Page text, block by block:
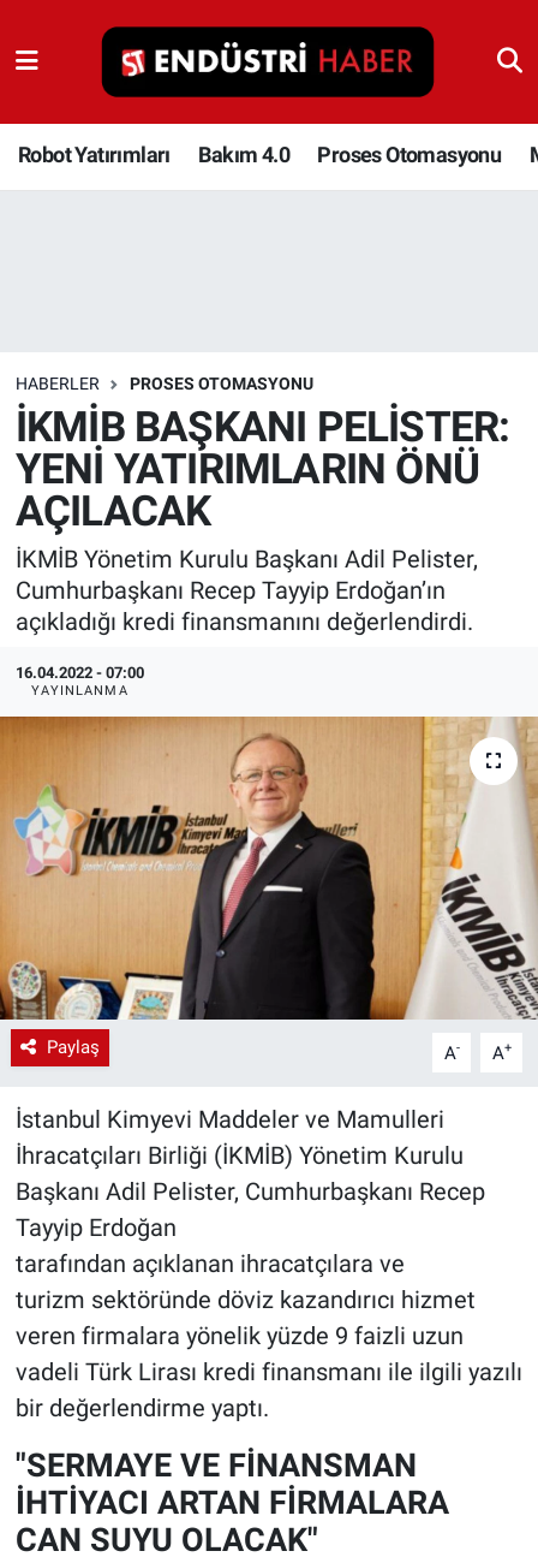
Robot Yatırımları Bakım 4.0 Proses Otomasyonu
HABERLER PROSES OTOMASYONU
İKMİB BAŞKANI PELİSTER:
YENİ YATIRIMLARIN ÖNÜ
AÇILACAK
İKMİB Yönetim Kurulu Başkanı Adil Pelister,
Cumhurbaşkanı Recep Tayyip Erdoğan’ın
açıkladığı kredi finansmanını değerlendirdi.
16.04.2022 - 07:00
YAYINLANMA
Paylaş A- A+
İstanbul Kimyevi Maddeler ve Mamulleri
İhracatçıları Birliği (İKMİB) Yönetim Kurulu
Başkanı Adil Pelister, Cumhurbaşkanı Recep
Tayyip Erdoğan
tarafından açıklanan ihracatçılara ve
turizm sektöründe döviz kazandırıcı hizmet
veren firmalara yönelik yüzde 9 faizli uzun
vadeli Türk Lirası kredi finansmanı ile ilgili yazılı
bir değerlendirme yaptı.
"SERMAYE VE FİNANSMAN
İHTİYACI ARTAN FİRMALARA
CAN SUYU OLACAK"
Robot Yatırımları
Bakım 4.0
Depolama Çözümleri
İnşaat ve Malzeme
HaberOrtak
EndüstriST
Enerjisini Üreten Fabrikalar
Ağır Sanayi Çözümleri